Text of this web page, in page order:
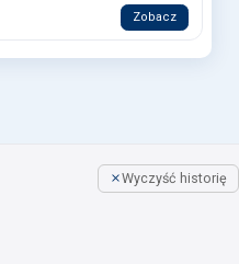
Zobacz
Wyczyść historię